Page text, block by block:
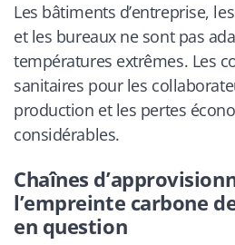
Les bâtiments d’entreprise,
et les bureaux ne sont pas
températures extrêmes. Les
sanitaires pour les
production et les pertes
considérables.
Chaînes
l’empreinte carbone
en question